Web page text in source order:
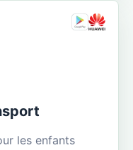
les enfants